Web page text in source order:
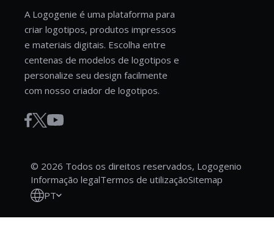
A Logogenie é uma plataforma para
criar logotipos, produtos impressos
e materiais digitais. Escolha entre
centenas de modelos de logotipos e
personalize seu design facilmente
com nosso criador de logotipos.
© 2026 Todos os direitos reservados, Logogenio
Informação legalTermos de utilizaçãoSitemap
PT